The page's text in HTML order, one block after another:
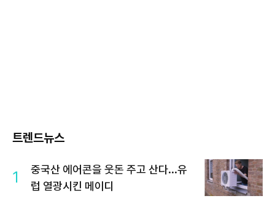
트렌드뉴스
1
중국산 에어콘을 웃돈 주고 산다...유
럽 열광시킨 메이디